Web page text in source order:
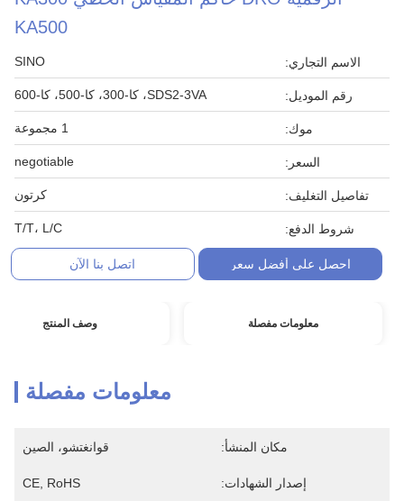
KA500
الاسم التجاري: SINO
رقم الموديل: SDS2-3VA، كا-300، كا-500، كا-600
موك: 1 مجموعة
السعر: negotiable
تفاصيل التغليف: كرتون
شروط الدفع: T/T، L/C
احصل على أفضل سعر اتصل بنا الآن
معلومات مفصلة وصف المنتج
معلومات مفصلة
مكان المنشأ: قوانغتشو، الصين
إصدار الشهادات: CE, RoHS